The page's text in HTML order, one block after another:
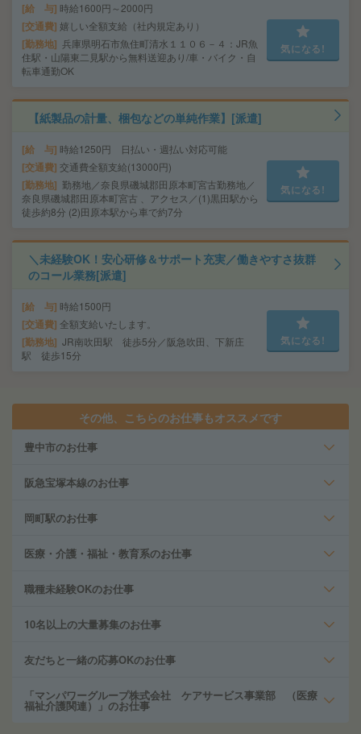
給 与 時給1600円～2000円
交通費 嬉しい全額支給（社内規定あり）
勤務地 兵庫県明石市魚住町清水１１０６－４：JR魚
住駅・山陽東二見駅から無料送迎あり/車・バイク・自
転車通勤OK
気になる!
【紙製品の計量、梱包などの単純作業】[派遣]
給 与 時給1250円 日払い・週払い対応可能
交通費 交通費全額支給(13000円)
勤務地 勤務地／奈良県磯城郡田原本町宮古勤務地／
奈良県磯城郡田原本町宮古 、アクセス／(1)黒田駅から
徒歩約8分 (2)田原本駅から車で約7分
気になる!
＼未経験OK！安心研修＆サポート充実／働きやすさ抜群
のコール業務[派遣]
給 与 時給1500円
交通費 全額支給いたします。
勤務地 JR南吹田駅 徒歩5分／阪急吹田、下新庄
駅 徒歩15分
気になる!
その他、こちらのお仕事もオススメです
豊中市のお仕事
阪急宝塚本線のお仕事
岡町駅のお仕事
医療・介護・福祉・教育系のお仕事
職種未経験OKのお仕事
10名以上の大量募集のお仕事
友だちと一緒の応募OKのお仕事
「マンパワーグループ株式会社 ケアサービス事業部 （医療
福祉介護関連）」のお仕事